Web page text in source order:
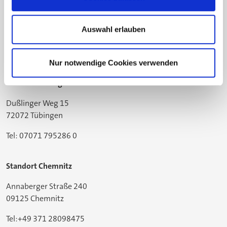
Auswahl erlauben
Nur notwendige Cookies verwenden
Gildemeisterstraße 60
Tel: 05205 74-2558
Standort Tübingen
Dußlinger Weg 15
72072 Tübingen
Tel: 07071 795286 0
Standort Chemnitz
Annaberger Straße 240
09125 Chemnitz
Tel:+49 371 28098475